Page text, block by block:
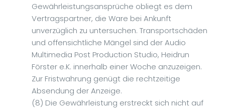
Gewährleistungsansprüche obliegt es dem
Vertragspartner, die Ware bei Ankunft
unverzüglich zu untersuchen. Transportschäden
und offensichtliche Mängel sind der Audio
Multimedia Post Production Studio, Heidrun
Förster e.K. innerhalb einer Woche anzuzeigen.
Zur Fristwahrung genügt die rechtzeitige
Absendung der Anzeige.
(8) Die Gewährleistung erstreckt sich nicht auf